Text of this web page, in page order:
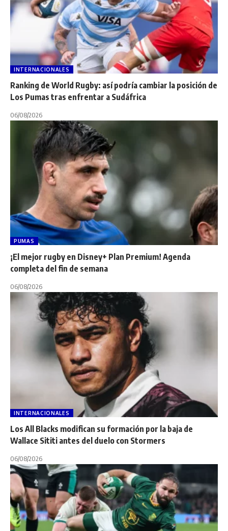
INTERNACIONALES
Ranking de World Rugby: así podría cambiar la posición de
Los Pumas tras enfrentar a Sudáfrica
06/08/2026
PUMAS
¡El mejor rugby en Disney+ Plan Premium! Agenda
completa del fin de semana
06/08/2026
INTERNACIONALES
Los All Blacks modifican su formación por la baja de
Wallace Sititi antes del duelo con Stormers
06/08/2026